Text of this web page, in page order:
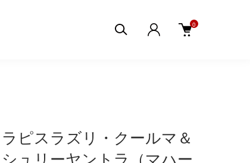
0
ラピスラズリ・クールマ＆
シュリーヤントラ（マハー